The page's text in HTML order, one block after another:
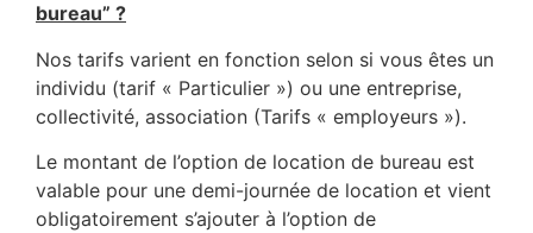
bureau” ?
Nos tarifs varient en fonction selon si vous êtes un
individu (tarif « Particulier ») ou une entreprise,
collectivité, association (Tarifs « employeurs »).
Le montant de l’option de location de bureau est
valable pour une demi-journée de location et vient
obligatoirement s’ajouter à l’option de